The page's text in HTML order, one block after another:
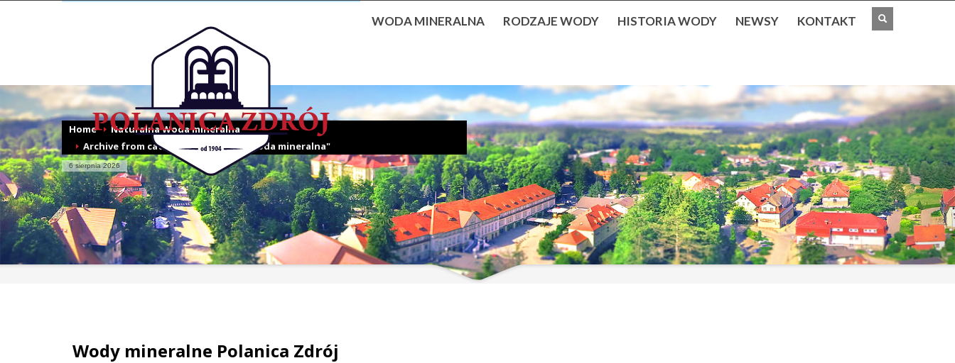
WODA MINERALNA RODZAJE WODY HISTORIA WODY NEWSY KONTAKT
Home
Naturalna Woda mineralna
Archive from category "Naturalna Woda mineralna"
6 sierpnia 2026
Wody mineralne Polanica Zdrój